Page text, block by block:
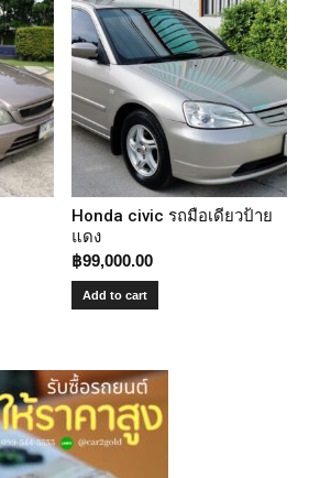
Honda civic รถมือเดียวป้าย
แดง
฿99,000.00
Add to cart